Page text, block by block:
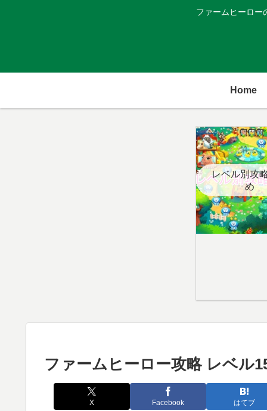
ファームヒーロー
Home
レベル別攻
め
ファームヒーロー攻略 レベル
X Facebook はてブ